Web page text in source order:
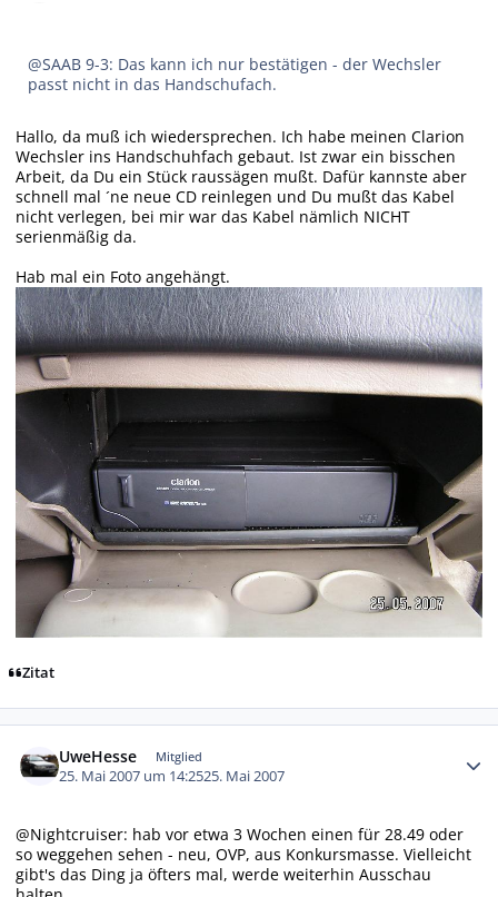
@SAAB 9-3: Das kann ich nur bestätigen - der Wechsler
passt nicht in das Handschufach.
Hallo, da muß ich wiedersprechen. Ich habe meinen Clarion
Wechsler ins Handschuhfach gebaut. Ist zwar ein bisschen
Arbeit, da Du ein Stück raussägen mußt. Dafür kannste aber
schnell mal ´ne neue CD reinlegen und Du mußt das Kabel
nicht verlegen, bei mir war das Kabel nämlich NICHT
serienmäßig da.
Hab mal ein Foto angehängt.
Zitat
UweHesse Mitglied
25. Mai 2007 um 14:2525. Mai 2007
@Nightcruiser: hab vor etwa 3 Wochen einen für 28.49 oder
so weggehen sehen - neu, OVP, aus Konkursmasse. Vielleicht
gibt's das Ding ja öfters mal, werde weiterhin Ausschau